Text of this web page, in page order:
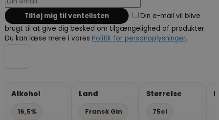
Din e-mail vil blive
brugt til at give dig besked om tilgængelighed af produkter.
Du kan læse mere i vores Politik for personoplysninger.
Alkohol
16,5%
Land
Fransk Gin
Størrelse
75cl